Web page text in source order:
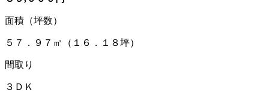
面積（坪数）
５７．９７㎡（１６．１８坪）
間取り
３ＤＫ